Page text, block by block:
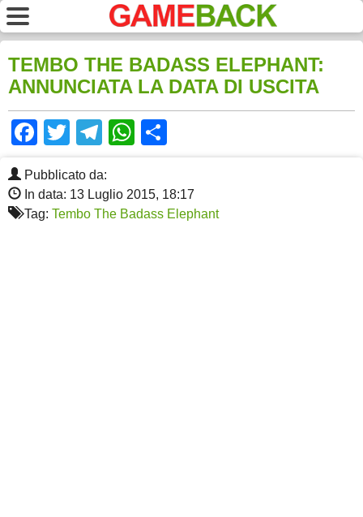
TEMBO THE BADASS ELEPHANT:
ANNUNCIATA LA DATA DI USCITA
Facebook
TwitterTelegram
WhatsApp
Pubblicato da:
In data: 13 Luglio 2015, 18:17
Tag: Tembo The Badass Elephant